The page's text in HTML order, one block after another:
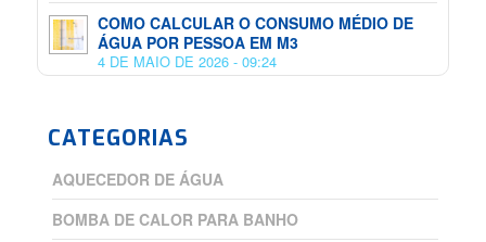
COMO CALCULAR O CONSUMO MÉDIO DE
ÁGUA POR PESSOA EM M3
4 DE MAIO DE 2026 - 09:24
CATEGORIAS
AQUECEDOR DE ÁGUA
BOMBA DE CALOR PARA BANHO